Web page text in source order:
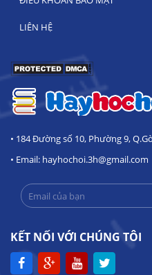
LIÊN HỆ
• 184 Đường số 10, Phường 9,
• Email: hayhochoi.3h@gmail.com
KẾT NỐI VỚI CHÚNG TÔI